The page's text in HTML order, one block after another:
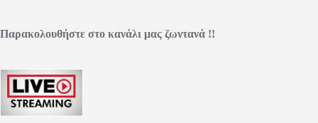
Παρακολουθήστε στο κανάλι μας ζωντανά !!